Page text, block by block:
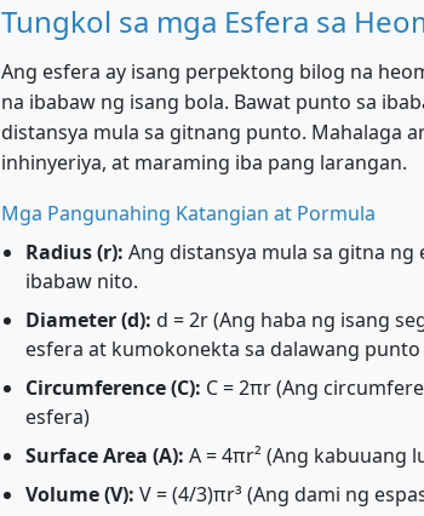
Tungkol sa mga Esfera sa
Ang esfera ay isang perpektong bilog na
na ibabaw ng isang bola. Bawat punto sa
distansya mula sa gitnang punto. Mahalaga
inhinyeriya, at maraming iba pang larangan.
Mga Pangunahing Katangian at Pormula
Radius (r): Ang distansya mula sa gitna
ibabaw nito.
Diameter (d): d = 2r (Ang haba ng isang
esfera at kumokonekta sa dalawang punto
Circumference (C): C = 2πr (Ang
esfera)
Surface Area (A): A = 4πr² (Ang kabuuang
Volume (V): V = (4/3)πr³ (Ang dami ng